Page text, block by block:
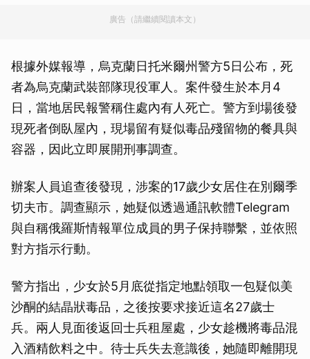
廣告（請繼續閱讀本文）
根據外媒報導，烏克蘭日托米爾州警方5日公布，死
者為烏克蘭武裝部隊現役軍人。案件發生於本月4
日，當地居民報警稱住處內有人死亡。警方到場後發
現死者倒臥屋內，現場留有疑似毒品殘留物的餐具與
容器，因此立即展開刑事調查。
辦案人員追查後發現，涉案的17歲少女居住在別爾季
切夫市。調查顯示，她疑似透過通訊軟體Telegram
與自稱俄羅斯情報單位成員的男子保持聯繫，並依照
對方指示行動。
警方指出，少女於5月底從指定地點領取一包疑似美
沙酮的結晶狀毒品，之後按要求接近這名27歲士
兵。兩人見面後返回士兵租屋處，少女趁機將毒品混
入酒精飲料之中。待士兵失去意識後，她隨即離開現